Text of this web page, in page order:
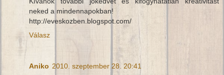
neked a mindennapokban!
http://eveskozben.blogspot.com/
Válasz
Aniko 2010. szeptember 28. 20:41